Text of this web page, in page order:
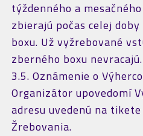
týždenného a
zbierajú počas celej
boxu. Už vyžrebované
zberného boxu nevracajú.
3.5. Oznámenie o
Organizátor upovedomí
adresu uvedenú na
Žrebovania.